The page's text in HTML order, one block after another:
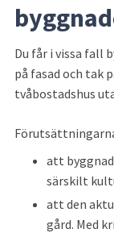
Du får i vissa fall
på fasad och tak
tvåbostadshus
att
särskilt
att den
gård. Med